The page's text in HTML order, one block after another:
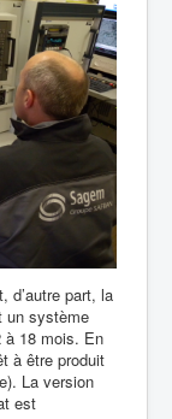
d’autre part, la
un système
à 18 mois. En
à être produit
La version
est